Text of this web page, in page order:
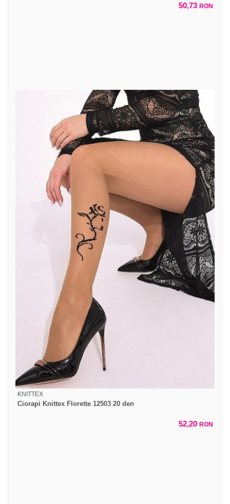
50,73 RON
KNITTEX
Ciorapi Knittex Florette 12503 20 den
52,20 RON